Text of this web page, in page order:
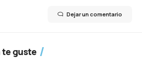
Dejar un comentario
te guste